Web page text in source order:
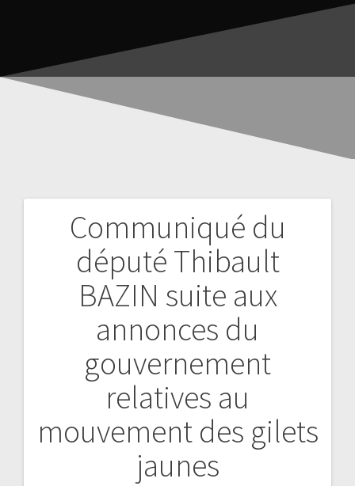
Communiqué du
député Thibault
BAZIN suite aux
annonces du
gouvernement
relatives au
mouvement des gilets
jaunes